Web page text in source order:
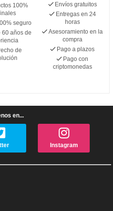
100%
seguro
60 años de
de
Envíos gratuitos
Entregas en 24
horas
Asesoramiento en la
compra
Pago a plazos
Pago con
criptomonedas
en...
Instagram